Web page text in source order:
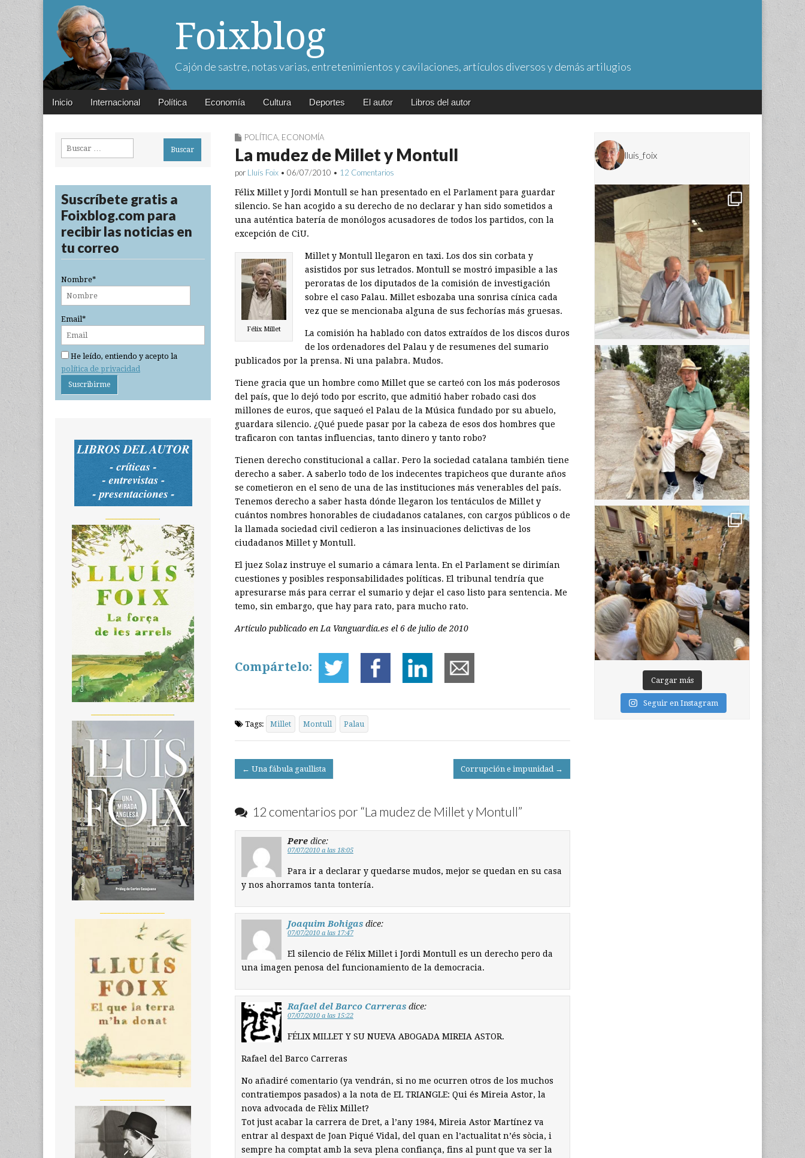
Foixblog
Cajón de sastre, notas varias, entretenimientos y cavilaciones, artículos diversos y demás artilugios
Main
Skip
Inicio Internacional Política Economía Cultura Deportes El autor Libros del autor
POLÍTICA ECONOMÍA
La mudez de Millet y Montull
por Lluís Foix • 06/07/2010 • 12 Comentarios
Félix Millet y Jordi Montull se han presentado en el Parlament para guardar
silencio. Se han acogido a su derecho de no declarar y han sido sometidos a
una auténtica batería de monólogos acusadores de todos los partidos, con la
excepción de CiU.
Félix Millet
Millet y Montull llegaron en taxi. Los dos sin corbata y
asistidos por sus letrados. Montull se mostró impasible a las
peroratas de los diputados de la comisión de investigación
sobre el caso Palau. Millet esbozaba una sonrisa cínica cada
vez que se mencionaba alguna de sus fechorías más gruesas.
La comisión ha hablado con datos extraídos de los discos duros
de los ordenadores del Palau y de resumenes del sumario
publicados por la prensa. Ni una palabra. Mudos.
Tiene gracia que un hombre como Millet que se carteó con los más poderosos
del país, que lo dejó todo por escrito, que admitió haber robado casi dos
millones de euros, que saqueó el Palau de la Música fundado por su abuelo,
guardara silencio. ¿Qué puede pasar por la cabeza de esos dos hombres que
traficaron con tantas influencias, tanto dinero y tanto robo?
Tienen derecho constitucional a callar. Pero la sociedad catalana también tiene
derecho a saber. A saberlo todo de los indecentes trapicheos que durante años
se cometieron en el seno de una de las instituciones más venerables del país.
Tenemos derecho a saber hasta dónde llegaron los tentáculos de Millet y
cuántos nombres honorables de ciudadanos catalanes, con cargos públicos o de
la llamada sociedad civil cedieron a las insinuaciones delictivas de los
ciudadanos Millet y Montull.
El juez Solaz instruye el sumario a cámara lenta. En el Parlament se dirimían
cuestiones y posibles responsabilidades políticas. El tribunal tendría que
apresurarse más para cerrar el sumario y dejar el caso listo para sentencia. Me
temo, sin embargo, que hay para rato, para mucho rato.
Artículo publicado en La Vanguardia.es el 6 de julio de 2010
Compártelo:
Tags: Millet Montull Palau
Post
navigation
← Una fábula gaullista Corrupción e impunidad →
12 comentarios por “La mudez de Millet y Montull”
Pere dice:
07/07/2010 a las 18:05
Para ir a declarar y quedarse mudos, mejor se quedan en su casa
y nos ahorramos tanta tontería.
Joaquim Bohigas dice:
07/07/2010 a las 17:47
El silencio de Félix Millet i Jordi Montull es un derecho pero da
una imagen penosa del funcionamiento de la democracia.
Rafael del Barco Carreras dice:
07/07/2010 a las 15:22
FÉLIX MILLET Y SU NUEVA ABOGADA MIREIA ASTOR.
Rafael del Barco Carreras
No añadiré comentario (ya vendrán, si no me ocurren otros de los muchos
contratiempos pasados) a la nota de EL TRIANGLE: Qui és Mireia Astor, la
nova advocada de Fèlix Millet?
Tot just acabar la carrera de Dret, a l’any 1984, Mireia Astor Martínez va
entrar al despaxt de Joan Piqué Vidal, del quan en l’actualitat n’és sòcia, i
sempre ha comptat amb la seva plena confiança, fins al punt que va ser la
Buscar:
Suscríbete gratis a
Foixblog.com para
recibir las noticias en
tu correo
Nombre*
Email*
He leído, entiendo y acepto la
política de privacidad
lluis_foix
Cargar más
Seguir en Instagram